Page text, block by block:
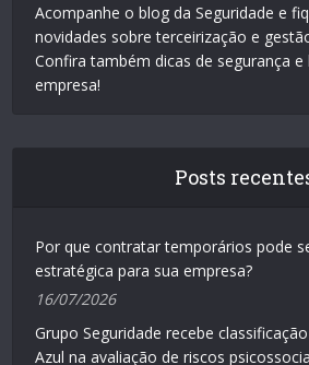
Acompanhe o blog da Seguridade e
novidades sobre terceirização e
Confira também dicas de segurança e
empresa!
Posts
Por que contratar temporários pode
estratégica para sua empresa?
16/07/2026
Grupo Seguridade recebe
Azul na avaliação de riscos